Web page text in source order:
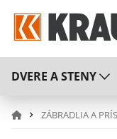
DVERE A STENY
ZÁBRADLIA A